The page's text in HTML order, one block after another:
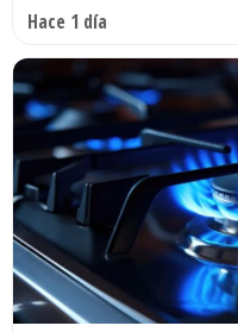
Hace 1 día